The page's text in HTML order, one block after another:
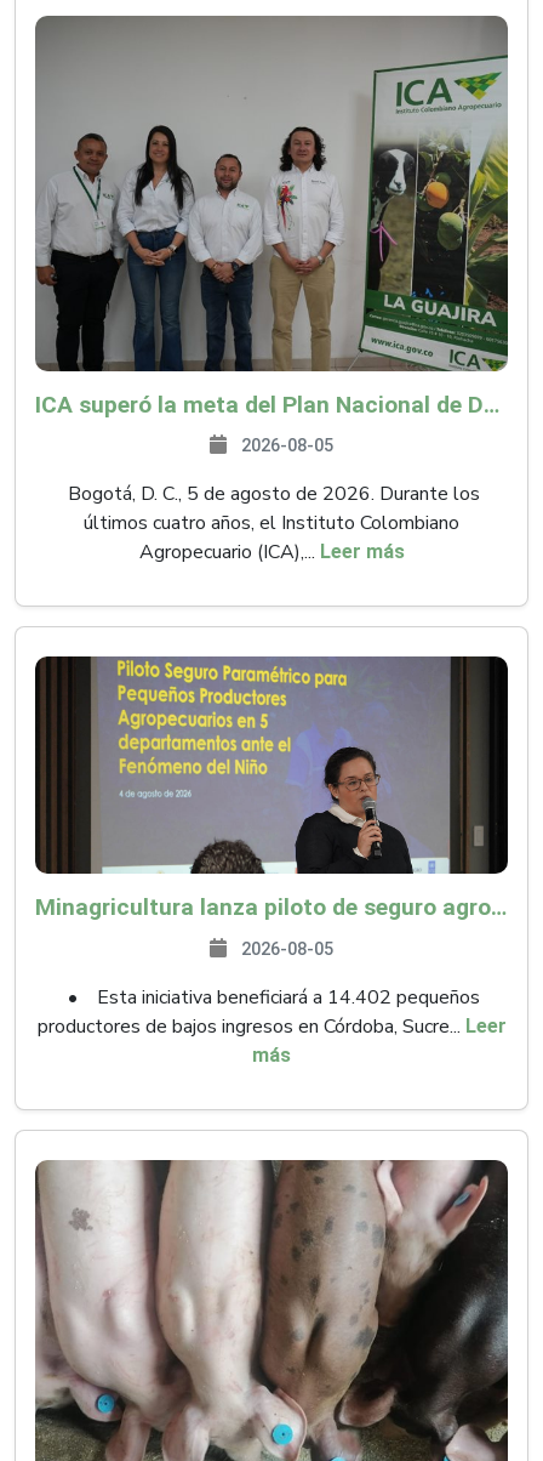
ICA superó la meta del Plan Nacional de Desarrollo y abrió 61 mercados internacionales
2026-08-05
Bogotá, D. C., 5 de agosto de 2026. Durante los
últimos cuatro años, el Instituto Colombiano
Agropecuario (ICA),... Leer más
Minagricultura lanza piloto de seguro agropecuario por $9.625 millones para proteger a más de 14.000 pequeños productores contra riesgos del Fenómeno de El Niño
2026-08-05
• Esta iniciativa beneficiará a 14.402 pequeños
productores de bajos ingresos en Córdoba, Sucre... Leer
más